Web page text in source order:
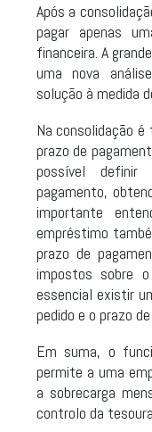
Após a
pagar apenas
financeira. A
uma nova
solução à medida
Na consolidação
prazo de
possível
pagamento,
importante
empréstimo
prazo de
impostos sobre
essencial existir
pedido e o prazo
Em suma, o
permite a uma
a sobrecarga
controlo da